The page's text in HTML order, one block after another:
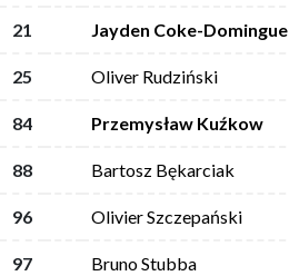
21 Jayden Coke-Domingue
25 Oliver Rudziński
84 Przemysław Kuźkow
88 Bartosz Bękarciak
96 Olivier Szczepański
97 Bruno Stubba
21 Jayden Coke-Domingue
25 Oliver Rudziński
84 Przemysław Kuźkow
88 Bartosz Bękarciak
96 Olivier Szczepański
97 Bruno Stubba